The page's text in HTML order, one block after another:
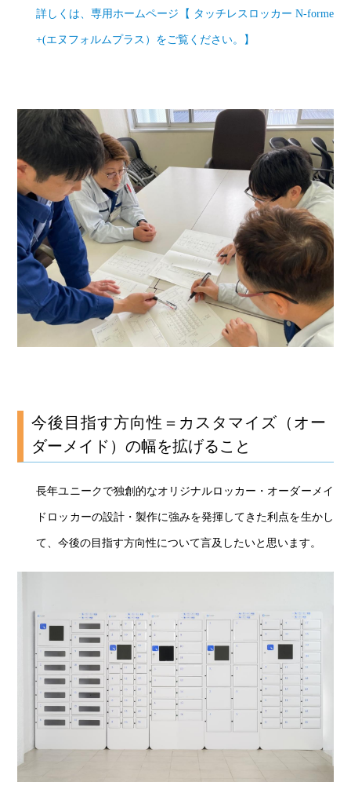
詳しくは、専用ホームページ【 タッチレスロッカー N-forme
+(エヌフォルムプラス）をご覧ください。】
今後目指す方向性＝カスタマイズ（オー
ダーメイド）の幅を拡げること
長年ユニークで独創的なオリジナルロッカー・オーダーメイ
ドロッカーの設計・製作に強みを発揮してきた利点を生かし
て、今後の目指す方向性について言及したいと思います。